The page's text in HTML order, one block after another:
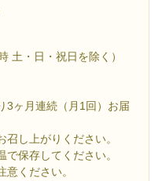
土・日・祝日を除く）
3ヶ月連続（月1回）お届
し上がりください。
保存してください。
ください。